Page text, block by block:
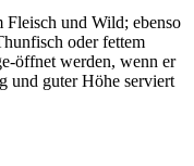
Fleisch und Wild; ebenso
oder fettem
öffnet werden, wenn er
und guter Höhe serviert